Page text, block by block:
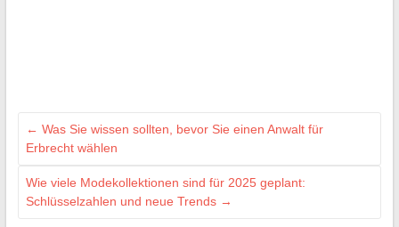
← Was Sie wissen sollten, bevor Sie einen Anwalt für
Erbrecht wählen
Wie viele Modekollektionen sind für 2025 geplant:
Schlüsselzahlen und neue Trends →